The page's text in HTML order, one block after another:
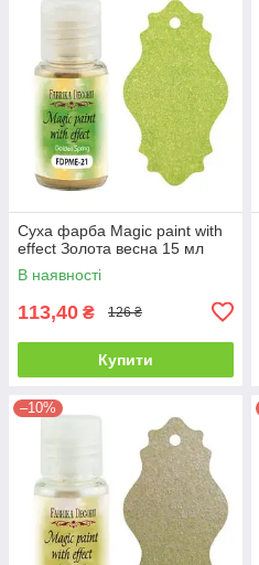
Суха фарба Magic paint with
effect Золота весна 15 мл
В наявності
113,40 ₴ 126 ₴
Купити
–10%